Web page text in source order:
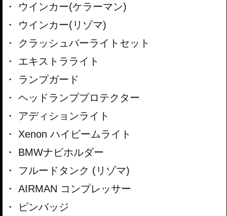
ウインカー(ケラーマン)
ウインカー(リゾマ)
クラッシュバーライトセット
エキストラライト
ランプガード
ヘッドランププロテクター
アディションライト
Xenon ハイビームライト
BMWナビホルダー
フルードタンク (リゾマ)
AIRMAN コンプレッサー
ピンバッジ